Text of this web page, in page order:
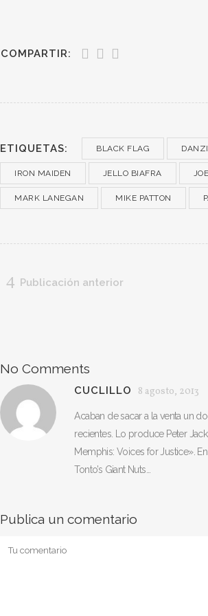
COMPARTIR:
ETIQUETAS: BLACK FLAG
IRON MAIDEN JELLO BIAFRA
MARK LANEGAN MIKE PATTON
Publicación anterior
No Comments
CUCLILLO 8 agosto, 2013
Acaban de sacar a la venta un
recientes. Lo produce Peter
Memphis: Voices for Justice».
Tonto’s Giant Nuts…
Publica un comentario